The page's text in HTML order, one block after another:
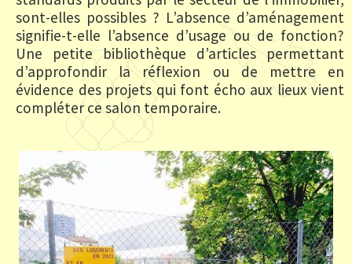
sont-elles possibles ? L’absence d’aménagement
signifie-t-elle l’absence d’usage ou de fonction?
Une petite bibliothèque d’articles permettant
d’approfondir la réflexion ou de mettre en
évidence des projets qui font écho aux lieux vient
compléter ce salon temporaire.